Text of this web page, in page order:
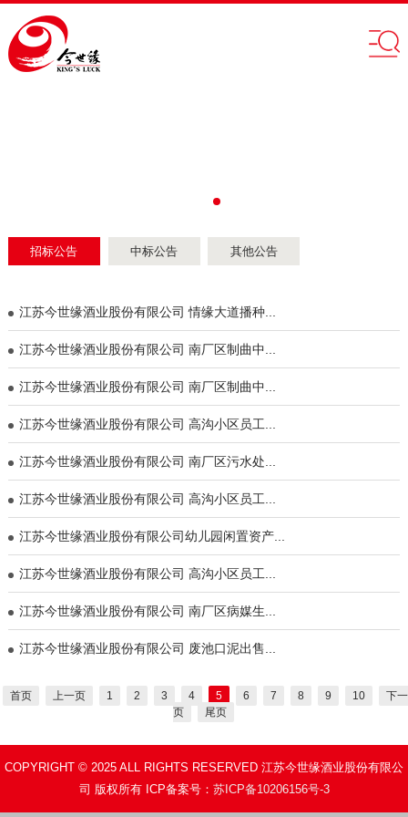
招标公告 中标公告 其他公告
江苏今世缘酒业股份有限公司 情缘大道播种...
江苏今世缘酒业股份有限公司 南厂区制曲中...
江苏今世缘酒业股份有限公司 南厂区制曲中...
江苏今世缘酒业股份有限公司 高沟小区员工...
江苏今世缘酒业股份有限公司 南厂区污水处...
江苏今世缘酒业股份有限公司 高沟小区员工...
江苏今世缘酒业股份有限公司幼儿园闲置资产...
江苏今世缘酒业股份有限公司 高沟小区员工...
江苏今世缘酒业股份有限公司 南厂区病媒生...
江苏今世缘酒业股份有限公司 废池口泥出售...
首页 上一页 1 2 3 4 5 6 7 8 9 10
下一
页
尾页
COPYRIGHT © 2025 ALL RIGHTS RESERVED 江苏今世缘酒业股份有限公
司 版权所有 ICP备案号： 苏ICP备10206156号-3